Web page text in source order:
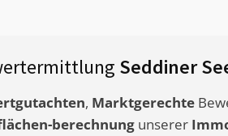
Seddiner
, Marktgerechte
berechnung unserer